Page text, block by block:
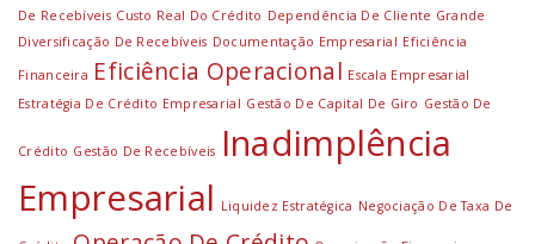
De Recebíveis Custo Real Do Crédito Dependência De Cliente Grande
Diversificação De Recebíveis Documentação Empresarial Eficiência
Financeira Eficiência Operacional Escala Empresarial
Estratégia De Crédito Empresarial Gestão De Capital De Giro Gestão De
Crédito Gestão De Recebíveis Inadimplência
Empresarial Liquidez Estratégica Negociação De Taxa De